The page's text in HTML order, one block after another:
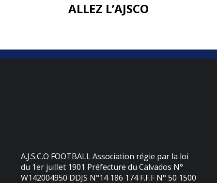
ALLEZ L’AJSCO
A.J.S.C.O FOOTBALL Association régie par la loi
du 1er juillet 1901 Préfecture du Calvados N°
W142004950 DDJS N°14 186 174 F.F.F N° 50 1500